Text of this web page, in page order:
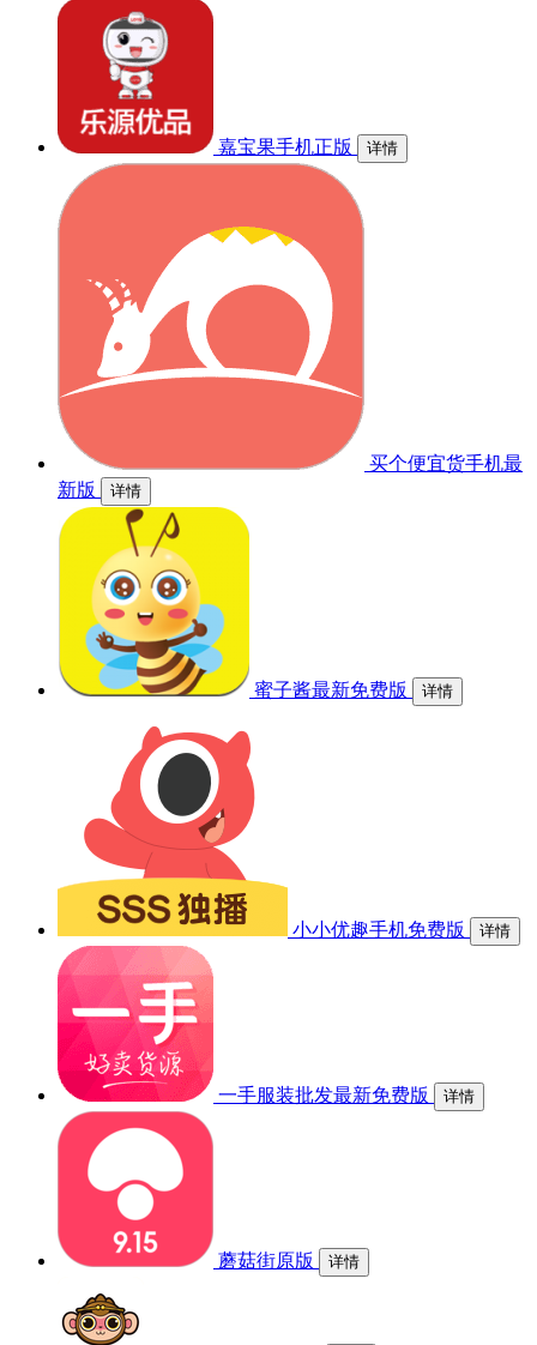
嘉宝果手机正版 详情
买个便宜货手机最
新版
详情
蜜子酱最新免费版 详情
小小优趣手机免费版 详情
一手服装批发最新免费版 详情
蘑菇街原版 详情